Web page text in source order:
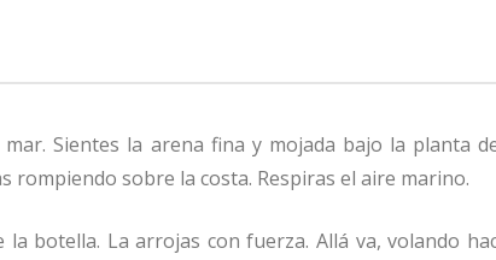
Sientes la arena fina y mojada bajo la planta
rompiendo sobre la costa. Respiras el aire marino.
botella. La arrojas con fuerza. Allá va, volando